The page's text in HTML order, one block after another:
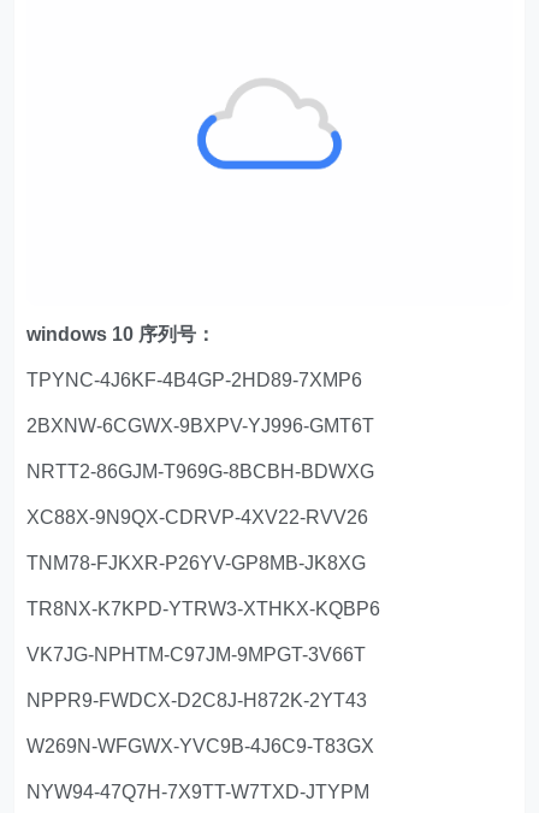
windows 10 序列号：
TPYNC-4J6KF-4B4GP-2HD89-7XMP6
2BXNW-6CGWX-9BXPV-YJ996-GMT6T
NRTT2-86GJM-T969G-8BCBH-BDWXG
XC88X-9N9QX-CDRVP-4XV22-RVV26
TNM78-FJKXR-P26YV-GP8MB-JK8XG
TR8NX-K7KPD-YTRW3-XTHKX-KQBP6
VK7JG-NPHTM-C97JM-9MPGT-3V66T
NPPR9-FWDCX-D2C8J-H872K-2YT43
W269N-WFGWX-YVC9B-4J6C9-T83GX
NYW94-47Q7H-7X9TT-W7TXD-JTYPM